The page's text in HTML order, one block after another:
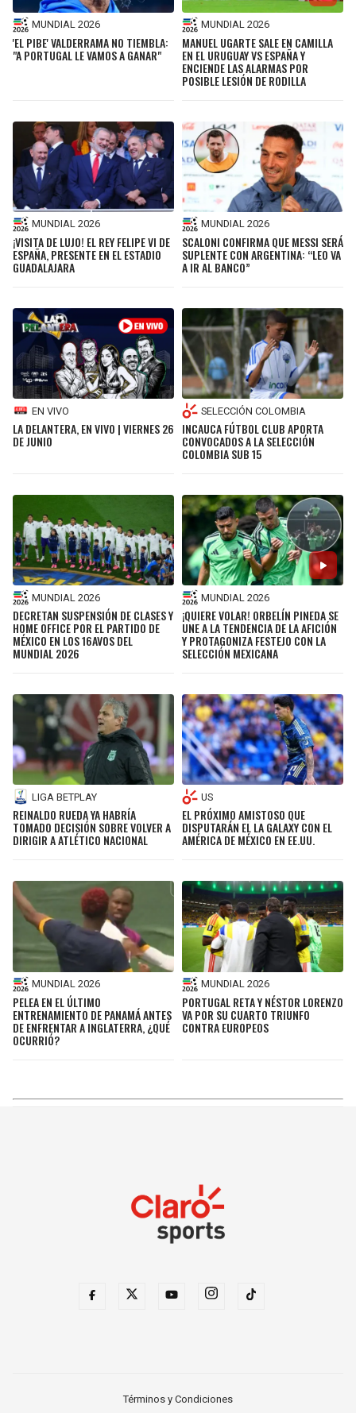
MUNDIAL 2026
'EL PIBE' VALDERRAMA NO TIEMBLA:
"A PORTUGAL LE VAMOS A GANAR"
MUNDIAL 2026
MANUEL UGARTE SALE EN CAMILLA
EN EL URUGUAY VS ESPAÑA Y
ENCIENDE LAS ALARMAS POR
POSIBLE LESIÓN DE RODILLA
MUNDIAL 2026
¡VISITA DE LUJO! EL REY FELIPE VI DE
ESPAÑA, PRESENTE EN EL ESTADIO
GUADALAJARA
MUNDIAL 2026
SCALONI CONFIRMA QUE MESSI SERÁ
SUPLENTE CON ARGENTINA: “LEO VA
A IR AL BANCO”
EN VIVO
LA DELANTERA, EN VIVO | VIERNES 26
DE JUNIO
SELECCIÓN COLOMBIA
INCAUCA FÚTBOL CLUB APORTA
CONVOCADOS A LA SELECCIÓN
COLOMBIA SUB 15
MUNDIAL 2026
DECRETAN SUSPENSIÓN DE CLASES Y
HOME OFFICE POR EL PARTIDO DE
MÉXICO EN LOS 16AVOS DEL
MUNDIAL 2026
MUNDIAL 2026
¡QUIERE VOLAR! ORBELÍN PINEDA SE
UNE A LA TENDENCIA DE LA AFICIÓN
Y PROTAGONIZA FESTEJO CON LA
SELECCIÓN MEXICANA
LIGA BETPLAY
REINALDO RUEDA YA HABRÍA
TOMADO DECISIÓN SOBRE VOLVER A
DIRIGIR A ATLÉTICO NACIONAL
US
EL PRÓXIMO AMISTOSO QUE
DISPUTARÁN EL LA GALAXY CON EL
AMÉRICA DE MÉXICO EN EE.UU.
MUNDIAL 2026
PELEA EN EL ÚLTIMO
ENTRENAMIENTO DE PANAMÁ ANTES
DE ENFRENTAR A INGLATERRA, ¿QUÉ
OCURRIÓ?
MUNDIAL 2026
PORTUGAL RETA Y NÉSTOR LORENZO
VA POR SU CUARTO TRIUNFO
CONTRA EUROPEOS
Términos y Condiciones